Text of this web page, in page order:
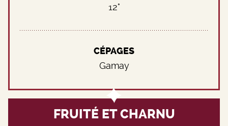
FRUITÉ ET CHARNU
12°
CÉPAGES
Gamay